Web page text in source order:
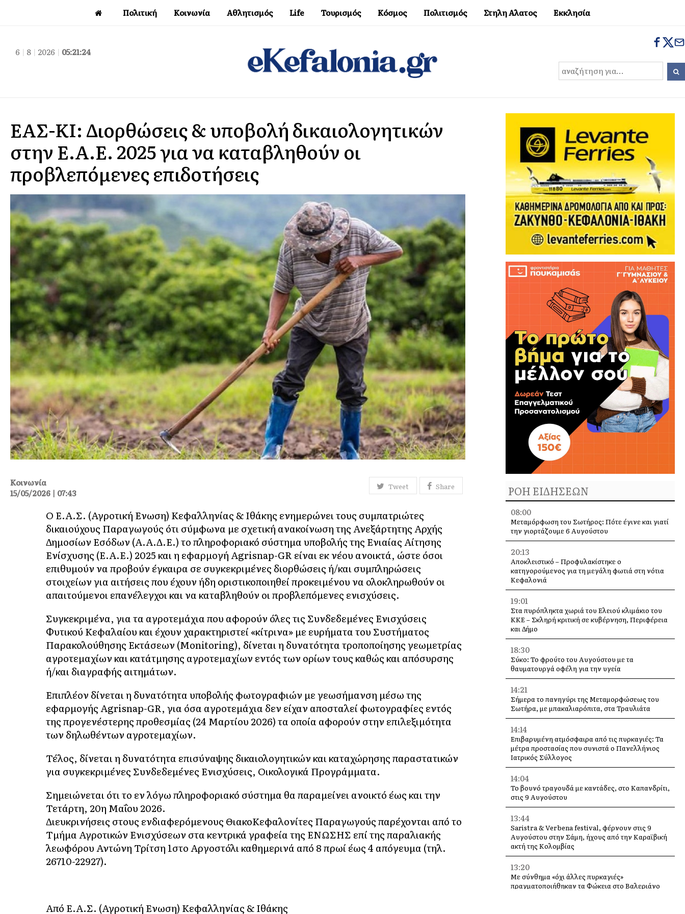
Πολιτική Κοινωνία Αθλητισμός Life Τουρισμός Κόσμος Πολιτισμός Στηλη Αλατος Εκκλησία
6 | 8 | 2026 | 05:21:25
ΕΑΣ-ΚΙ: Διορθώσεις & υποβολή δικαιολογητικών
στην Ε.Α.Ε. 2025 για να καταβληθούν οι
προβλεπόμενες επιδοτήσεις
Tweet Share
Κοινωνία
15/05/2026 | 07:43
Ο Ε.Α.Σ. (Αγροτική Ενωση) Κεφαλληνίας & Ιθάκης ενημερώνει τους συμπατριώτες
δικαιούχους Παραγωγούς ότι σύμφωνα με σχετική ανακοίνωση της Ανεξάρτητης Αρχής
Δημοσίων Εσόδων (Α.Α.Δ.Ε.) το πληροφοριακό σύστημα υποβολής της Ενιαίας Αίτησης
Ενίσχυσης (Ε.Α.Ε.) 2025 και η εφαρμογή Agrisnap-GR είναι εκ νέου ανοικτά, ώστε όσοι
επιθυμούν να προβούν έγκαιρα σε συγκεκριμένες διορθώσεις ή/και συμπληρώσεις
στοιχείων για αιτήσεις που έχουν ήδη οριστικοποιηθεί προκειμένου να ολοκληρωθούν οι
απαιτούμενοι επανέλεγχοι και να καταβληθούν οι προβλεπόμενες ενισχύσεις.
Συγκεκριμένα, για τα αγροτεμάχια που αφορούν όλες τις Συνδεδεμένες Ενισχύσεις
Φυτικού Κεφαλαίου και έχουν χαρακτηριστεί «κίτρινα» με ευρήματα του Συστήματος
Παρακολούθησης Εκτάσεων (Μonitoring), δίνεται η δυνατότητα τροποποίησης γεωμετρίας
αγροτεμαχίων και κατάτμησης αγροτεμαχίων εντός των ορίων τους καθώς και απόσυρσης
ή/και διαγραφής αιτημάτων.
Επιπλέον δίνεται η δυνατότητα υποβολής φωτογραφιών με γεωσήμανση μέσω της
εφαρμογής Agrisnap-GR, για όσα αγροτεμάχια δεν είχαν αποσταλεί φωτογραφίες εντός
της προγενέστερης προθεσμίας (24 Μαρτίου 2026) τα οποία αφορούν στην επιλεξιμότητα
των δηλωθέντων αγροτεμαχίων.
Τέλος, δίνεται η δυνατότητα επισύναψης δικαιολογητικών και καταχώρησης παραστατικών
για συγκεκριμένες Συνδεδεμένες Ενισχύσεις, Οικολογικά Προγράμματα.
Σημειώνεται ότι το εν λόγω πληροφοριακό σύστημα θα παραμείνει ανοικτό έως και την
Τετάρτη, 20η Μαΐου 2026.
Διευκρινήσεις στους ενδιαφερόμενους ΘιακοΚεφαλονίτες Παραγωγούς παρέχονται από το
Τμήμα Αγροτικών Ενισχύσεων στα κεντρικά γραφεία της ΕΝΩΣΗΣ επί της παραλιακής
λεωφόρου Αντώνη Τρίτση 1στο Αργοστόλι καθημερινά από 8 πρωί έως 4 απόγευμα (τηλ.
26710-22927).
Από Ε.Α.Σ. (Αγροτική Ενωση) Κεφαλληνίας & Ιθάκης
ΡΟΗ ΕΙΔΗΣΕΩΝ
08:00
Μεταμόρφωση του Σωτήρος: Πότε έγινε και γιατί
την γιορτάζουμε 6 Αυγούστου
20:13
Αποκλειστικό – Προφυλακίστηκε ο
κατηγορούμενος για τη μεγάλη φωτιά στη νότια
Κεφαλονιά
19:01
Στα πυρόπληκτα χωριά του Ελειού κλιμάκιο του
ΚΚΕ – Σκληρή κριτική σε κυβέρνηση, Περιφέρεια
και Δήμο
18:30
Σύκο: Το φρούτο του Αυγούστου με τα
θαυματουργά οφέλη για την υγεία
14:21
Σήμερα το πανηγύρι της Μεταμορφώσεως του
Σωτήρα, με μπακαλιαρόπιτα, στα Τραυλιάτα
14:14
Επιβαρυμένη ατμόσφαιρα από τις πυρκαγιές: Τα
μέτρα προστασίας που συνιστά ο Πανελλήνιος
Ιατρικός Σύλλογος
14:04
Το βουνό τραγουδά με καντάδες, στο Καπανδρίτι,
στις 9 Αυγούστου
13:44
Saristra & Verbena festival, φέρνουν στις 9
Αυγούστου στην Σάμη, ήχους από την Καραϊβική
ακτή της Κολομβίας
13:20
Με σύνθημα «όχι άλλες πυρκαγιές»
πραγματοποιήθηκαν τα Φώκεια στο Βαλεριάνο